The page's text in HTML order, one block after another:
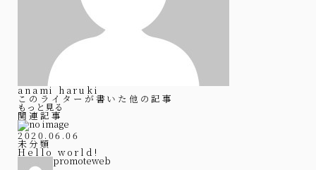
anami haruki
このライターが書いた他の記事
もっと見る
関連記事
2020.06.06
未分類
Hello world!
promoteweb